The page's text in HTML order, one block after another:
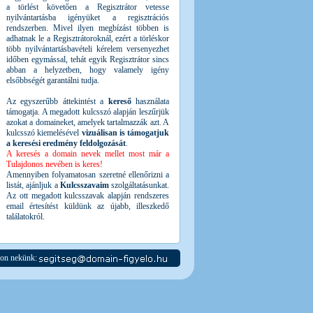
a törlést követően a Regisztrátor vetesse
nyilvántartásba igényüket a regisztrációs
rendszerben. Mivel ilyen megbízást többen is
adhatnak le a Regisztrátoroknál, ezért a törléskor
több nyilvántartásbavételi kérelem versenyezhet
időben egymással, tehát egyik Regisztrátor sincs
abban a helyzetben, hogy valamely igény
elsőbbségét garantálni tudja.
Az egyszerűbb áttekintést a keresőhasználata
támogatja. A megadott kulcsszó alapján leszűrjük
azokat a domaineket, amelyek tartalmazzák azt. A
kulcsszó kiemelésével vizuálisan is támogatjuk
a keresési eredmény feldolgozását.
A keresés a domain nevek mellet most már a
Tulajdonos nevében is keres!
Amennyiben folyamatosan szeretné ellenőrizni a
listát, ajánljuk a Kulcsszavaimszolgáltatásunkat.
Az ott megadott kulcsszavak alapján rendszeres
email értesítést küldünk az újabb, illeszkedő
találatokról.
nekünk: